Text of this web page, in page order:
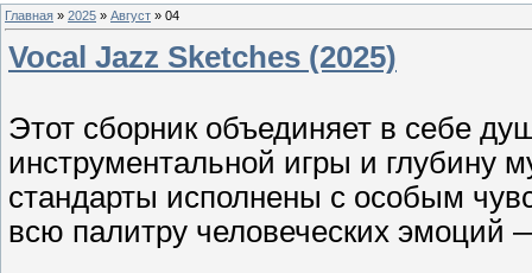
Главная » 2025 » Август » 04
Vocal Jazz Sketches (2025)
Этот сборник объединяет в себе
инструментальной игры и глубину
стандарты исполнены с особым
всю палитру человеческих эмоций